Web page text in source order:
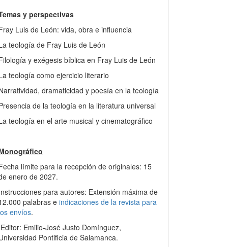
y perspectivas
Luis de León: vida, obra e influencia
teología de Fray Luis de León
y exégesis bíblica en Fray Luis de León
teología como ejercicio literario
dramaticidad y poesía en la teología
de la teología en la literatura universal
teología en el arte musical y cinematográfico
límite para la recepción de originales: 15
enero de 2027.
para autores: Extensión máxima de
palabras eindicaciones de la revista para
envíos.
Editor: Emilio-José Justo Domínguez,
Pontificia de Salamanca.